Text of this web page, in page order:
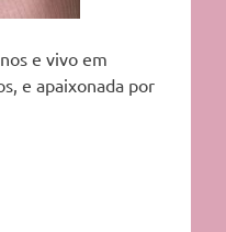
e vivo em
e apaixonada por